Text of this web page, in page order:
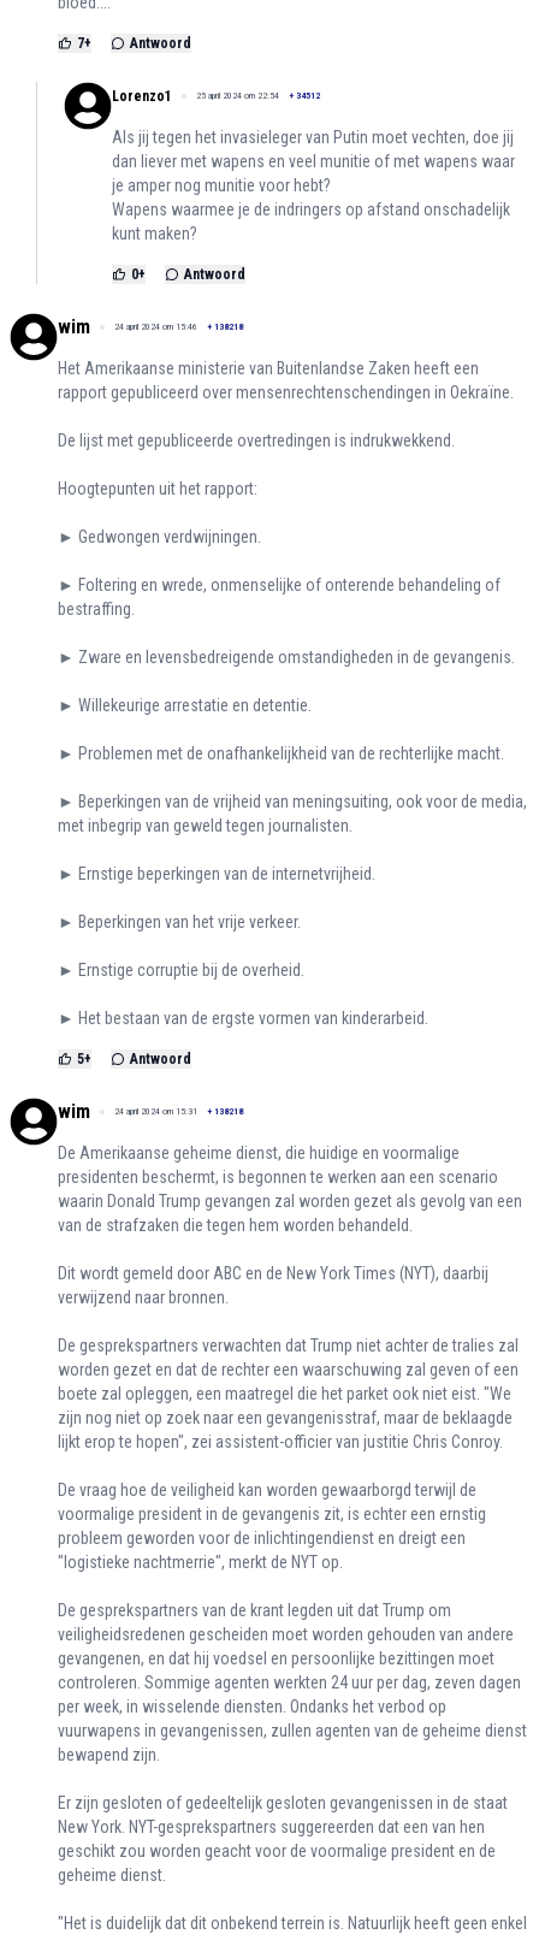
7+ Antwoord
Lorenzo1 25 april 2024 om 22:54 + 34512
Als jij tegen het invasieleger van Putin moet vechten, doe jij
dan liever met wapens en veel munitie of met wapens waar
je amper nog munitie voor hebt?
Wapens waarmee je de indringers op afstand onschadelijk
kunt maken?
0+ Antwoord
wim 24 april 2024 om 15:46 + 138218
Het Amerikaanse ministerie van Buitenlandse Zaken heeft een
rapport gepubliceerd over mensenrechtenschendingen in Oekraïne.
De lijst met gepubliceerde overtredingen is indrukwekkend.
Hoogtepunten uit het rapport:
► Gedwongen verdwijningen.
► Foltering en wrede, onmenselijke of onterende behandeling of
bestraffing.
► Zware en levensbedreigende omstandigheden in de gevangenis.
► Willekeurige arrestatie en detentie.
► Problemen met de onafhankelijkheid van de rechterlijke macht.
► Beperkingen van de vrijheid van meningsuiting, ook voor de media,
met inbegrip van geweld tegen journalisten.
► Ernstige beperkingen van de internetvrijheid.
► Beperkingen van het vrije verkeer.
► Ernstige corruptie bij de overheid.
► Het bestaan van de ergste vormen van kinderarbeid.
5+ Antwoord
wim 24 april 2024 om 15:31 + 138218
De Amerikaanse geheime dienst, die huidige en voormalige
presidenten beschermt, is begonnen te werken aan een scenario
waarin Donald Trump gevangen zal worden gezet als gevolg van een
van de strafzaken die tegen hem worden behandeld.
Dit wordt gemeld door ABC en de New York Times (NYT), daarbij
verwijzend naar bronnen.
De gesprekspartners verwachten dat Trump niet achter de tralies zal
worden gezet en dat de rechter een waarschuwing zal geven of een
boete zal opleggen, een maatregel die het parket ook niet eist. "We
zijn nog niet op zoek naar een gevangenisstraf, maar de beklaagde
lijkt erop te hopen", zei assistent-officier van justitie Chris Conroy.
De vraag hoe de veiligheid kan worden gewaarborgd terwijl de
voormalige president in de gevangenis zit, is echter een ernstig
probleem geworden voor de inlichtingendienst en dreigt een
"logistieke nachtmerrie", merkt de NYT op.
De gesprekspartners van de krant legden uit dat Trump om
veiligheidsredenen gescheiden moet worden gehouden van andere
gevangenen, en dat hij voedsel en persoonlijke bezittingen moet
controleren. Sommige agenten werkten 24 uur per dag, zeven dagen
per week, in wisselende diensten. Ondanks het verbod op
vuurwapens in gevangenissen, zullen agenten van de geheime dienst
bewapend zijn.
Er zijn gesloten of gedeeltelijk gesloten gevangenissen in de staat
New York. NYT-gesprekspartners suggereerden dat een van hen
geschikt zou worden geacht voor de voormalige president en de
geheime dienst.
"Het is duidelijk dat dit onbekend terrein is. Natuurlijk heeft geen enkel